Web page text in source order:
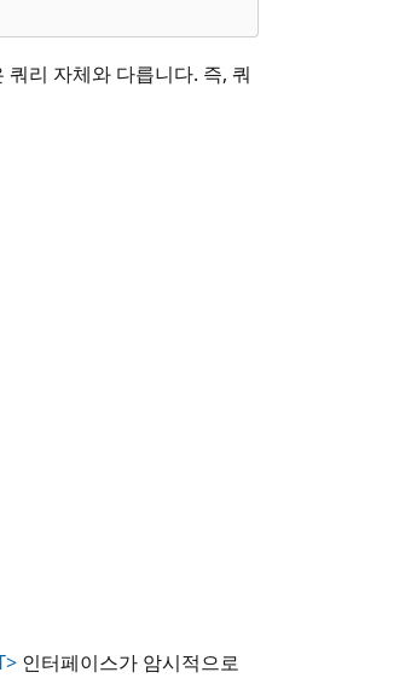
리 자체와 다릅니다. 즉, 쿼
인터페이스가 암시적으로